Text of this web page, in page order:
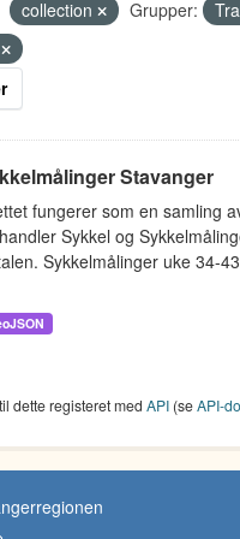
collection Grupper:
Stavanger
fungerer som en samling
Sykkel og
Sykkelmålinger uke 34-
dette registeret med API (seAPI-